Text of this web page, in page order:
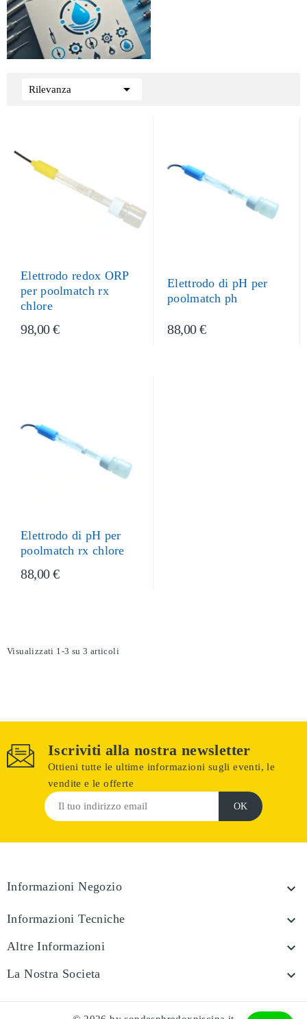
Rilevanza 
Elettrodo redox ORP
per poolmatch rx
chlore
98,00 €
Elettrodo di pH per
poolmatch ph
88,00 €
Elettrodo di pH per
poolmatch rx chlore
88,00 €
Visualizzati 1-3 su 3 articoli
Iscriviti alla nostra newsletter
Ottieni tutte le ultime informazioni sugli eventi, le
vendite e le offerte
Informazioni Negozio 
Informazioni Tecniche 
Altre Informazioni 
La Nostra Societa 